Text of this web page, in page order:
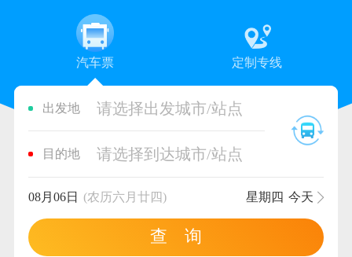
汽车票 定制专线
出发地 请选择出发城市/站点
目的地 请选择到达城市/站点
08月06日 (农历六月廿四) 星期四 今天
查 询